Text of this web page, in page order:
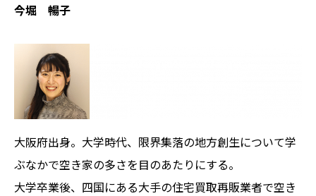
今堀 暢子
大阪府出身。大学時代、限界集落の地方創生について学
ぶなかで空き家の多さを目のあたりにする。
大学卒業後、四国にある大手の住宅買取再販業者で空き